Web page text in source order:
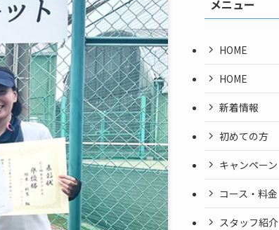
メニュー
HOME
HOME
新着情報
初めての方
キャンペーン
コース・料金
スタッフ紹介